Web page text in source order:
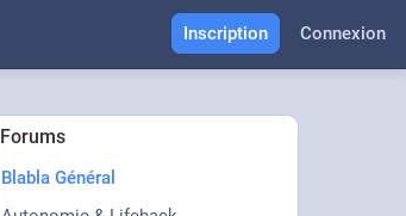
Inscription Connexion
Forums
Blabla Général